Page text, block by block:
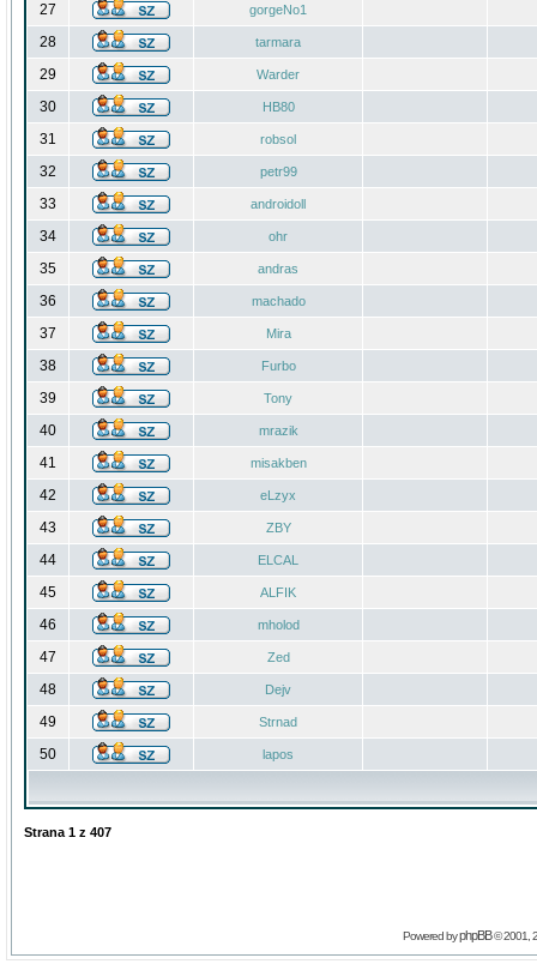
27 gorgeNo1
28 tarmara
29 Warder
30 HB80
31 robsol
32 petr99
33 androidoll
34 ohr
35 andras
36 machado
37 Mira
38 Furbo
39 Tony
40 mrazik
41 misakben
42 eLzyx
43 ZBY
44 ELCAL
45 ALFIK
46 mholod
47 Zed
48 Dejv
49 Strnad
50 lapos
Strana 1 z 407
Powered byphpBB© 2001,